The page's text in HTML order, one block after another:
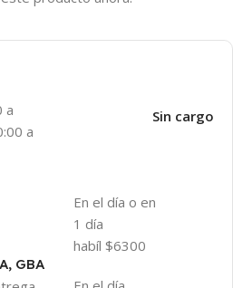
a
a
Sin cargo
GBA
En el día o en
1 día
habíl $6300